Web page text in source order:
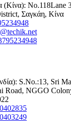
(Κίνα): No.118Lane
Σαγκάη, Κίνα
S.No.:13, Sri
Road, NGGO